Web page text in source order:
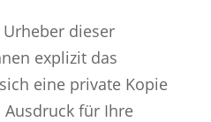
dieser
explizit das
eine private Kopie
für Ihre